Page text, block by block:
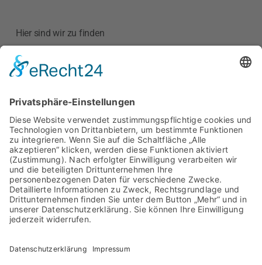
Hier sind wir zu finden
Kreishandwerkerschaft
Hauptstraße 52
01589 Riesa
Google Maps anzeigen
Kontakt
E-Mail:info@khs-meissen.de